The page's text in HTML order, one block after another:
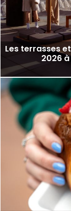
Les terrasses
2026